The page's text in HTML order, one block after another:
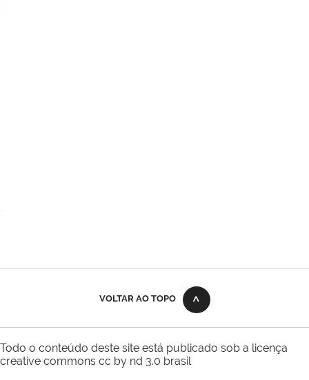
VOLTAR AO TOPO
Todo o conteúdo deste site está publicado sob a licença
creative commons cc by nd 3.0 brasil